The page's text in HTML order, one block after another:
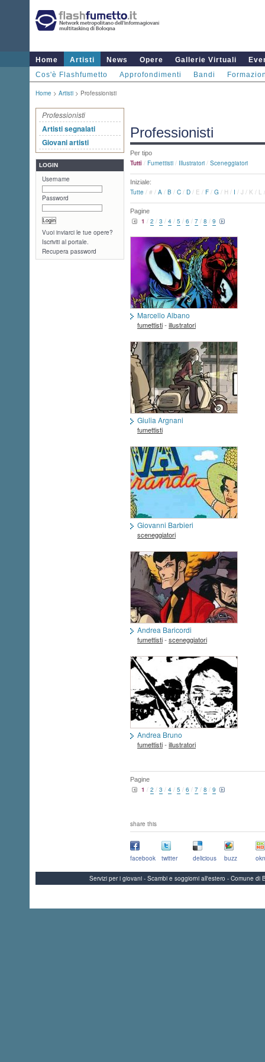
Home Artisti News Opere Gallerie Virtuali
Cos'è Flashfumetto
Approfondimenti Bandi
Home > Artisti > Professionisti
Professionisti
Artisti segnalati
Giovani artisti
LOGIN
Username
Password
Vuoi inviarci le tue opere?
Iscriviti al portale.
Recupera password
Professionisti
Per tipo
Tutti / Fumettisti / Illustratori / Sceneggiatori
Iniziale:
Tutte / # / A / B / C / D / E / F / G / H / I / J / K / L
Pagine
1 / 2 / 3 / 4 / 5 / 6 / 7 / 8 / 9
Marcello Albano
fumettisti-illustratori
Giulia Argnani
fumettisti
Giovanni Barbieri
sceneggiatori
Andrea Baricordi
fumettisti-sceneggiatori
Andrea Bruno
fumettisti-illustratori
Pagine
1 / 2 / 3 / 4 / 5 / 6 / 7 / 8 / 9
share this
facebook twitter delicious buzz
Servizi per i giovani - Scambi e soggiorni all'estero - Comune